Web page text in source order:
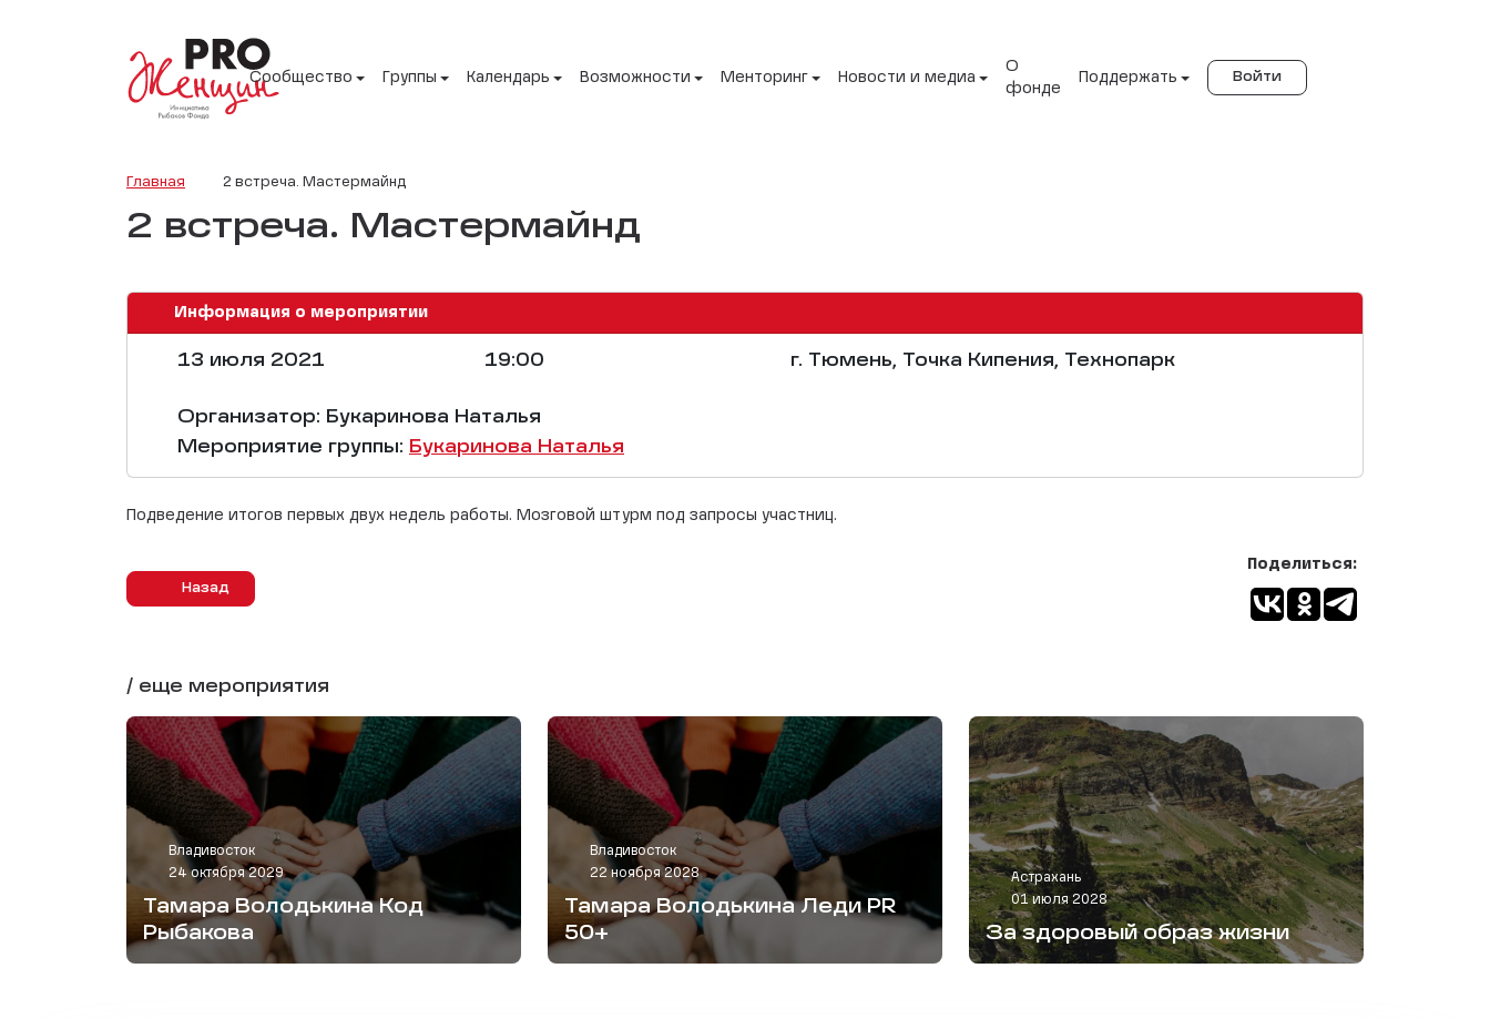
Сообщество Группы Календарь Возможности Менторинг Новости и медиа
О
фонде
Поддержать Войти
Главная 2 встреча. Мастермайнд
2 встреча. Мастермайнд
Информация о мероприятии
13 июля 2021 19:00 г. Тюмень, Точка Кипения, Технопарк
Организатор: Букаринова Наталья
Мероприятие группы: Букаринова Наталья
Подведение итогов первых двух недель работы. Мозговой штурм под запросы участниц.
Назад
Поделиться:
/ еще мероприятия
Владивосток
24 октября 2029
Тамара Володькина Код
Рыбакова
Владивосток
22 ноября 2028
Тамара Володькина Леди PR
50+
Астрахань
01 июля 2028
За здоровый образ жизни